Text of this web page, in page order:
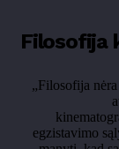
Filosofija
„Filosofija
egzistavimo